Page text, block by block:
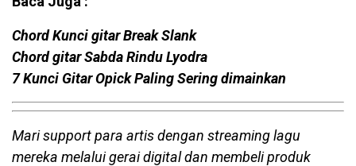
Chord Kunci gitar Break Slank
Chord gitar Sabda Rindu Lyodra
7 Kunci Gitar Opick Paling Sering dimainkan
Mari support para artis dengan streaming lagu
mereka melalui gerai digital dan membeli produk